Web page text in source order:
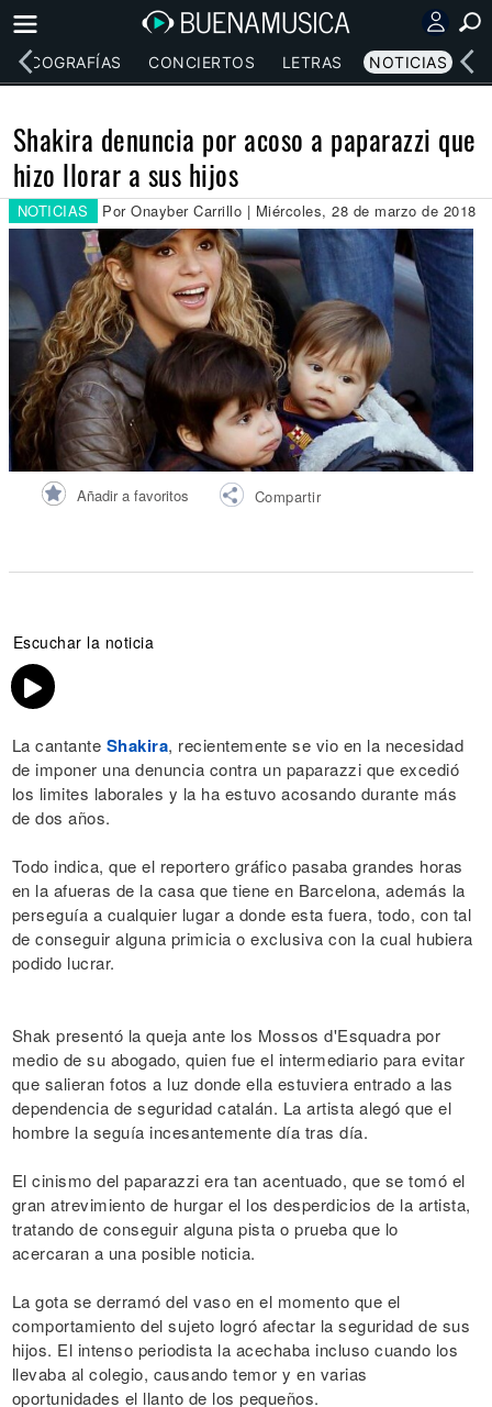
DISCOGRAFÍAS CONCIERTOS LETRAS NOTICIAS
Shakira denuncia por acoso a paparazzi que
hizo llorar a sus hijos
NOTICIAS Por Onayber Carrillo | Miércoles, 28 de marzo de 2018
Añadir a favoritos Compartir
Escuchar la noticia
La cantante Shakira, recientemente se vio en la necesidad
de imponer una denuncia contra un paparazzi que excedió
los limites laborales y la ha estuvo acosando durante más
de dos años.
Todo indica, que el reportero gráfico pasaba grandes horas
en la afueras de la casa que tiene en Barcelona, además la
perseguía a cualquier lugar a donde esta fuera, todo, con tal
de conseguir alguna primicia o exclusiva con la cual hubiera
podido lucrar.
Shak presentó la queja ante los Mossos d'Esquadra por
medio de su abogado, quien fue el intermediario para evitar
que salieran fotos a luz donde ella estuviera entrado a las
dependencia de seguridad catalán. La artista alegó que el
hombre la seguía incesantemente día tras día.
El cinismo del paparazzi era tan acentuado, que se tomó el
gran atrevimiento de hurgar el los desperdicios de la artista,
tratando de conseguir alguna pista o prueba que lo
acercaran a una posible noticia.
La gota se derramó del vaso en el momento que el
comportamiento del sujeto logró afectar la seguridad de sus
hijos. El intenso periodista la acechaba incluso cuando los
llevaba al colegio, causando temor y en varias
oportunidades el llanto de los pequeños.